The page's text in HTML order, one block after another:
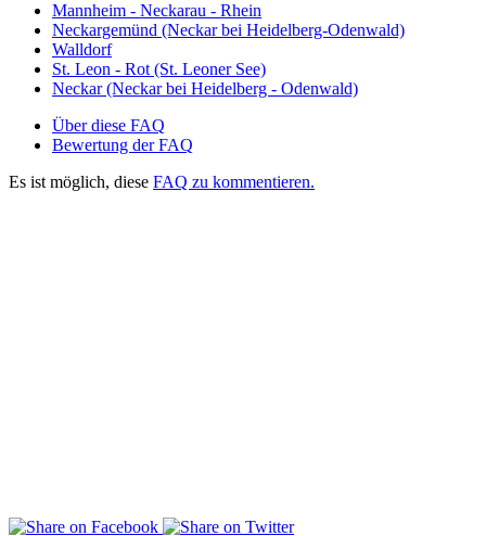
Mannheim - Neckarau - Rhein
Neckargemünd (Neckar bei Heidelberg-Odenwald)
Walldorf
St. Leon - Rot (St. Leoner See)
Neckar (Neckar bei Heidelberg - Odenwald)
Über diese FAQ
Bewertung der FAQ
Es ist möglich, diese FAQ zu kommentieren.